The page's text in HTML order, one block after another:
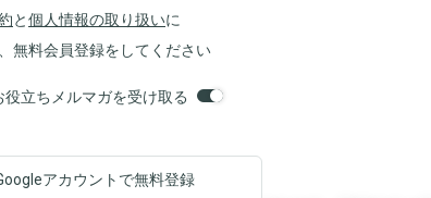
と個人情報の取り扱いに
無料会員登録をしてください
立ちメルマガを受け取る
アカウントで無料登録